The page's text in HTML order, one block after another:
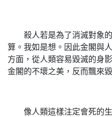
殺人若是為了消滅對象的
算。我如是想。因此金閣與
方面，從人類容易毀滅的身
金閣的不壞之美，反而飄來
像人類這樣注定會死的生